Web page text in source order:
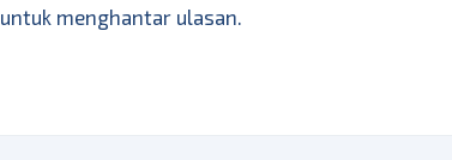
untuk menghantar ulasan.